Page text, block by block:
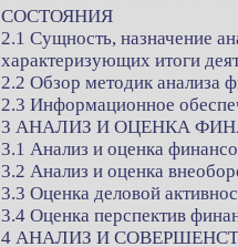
СОСТОЯНИЯ
2.1 Сущность, назначение
характеризующих итоги
2.2 Обзор методик анализа
2.3 Информационное
3 АНАЛИЗ И ОЦЕНКА
3.1 Анализ и оценка
3.2 Анализ и оценка
3.3 Оценка деловой
3.4 Оценка перспектив
4 АНАЛИЗ И